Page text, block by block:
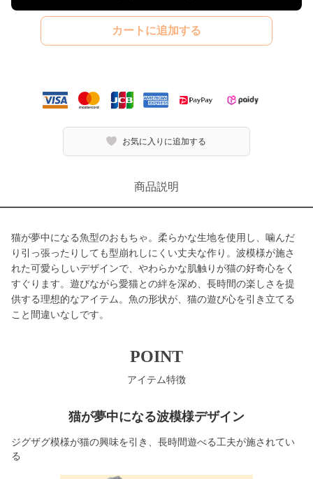
カートに追加する
お気に入りに追加する
商品説明
猫が夢中になる魚型のおもちゃ。柔らかな生地を使用し、噛んだ
り引っ張ったりしても型崩れしにくい丈夫な作り。波模様が施さ
れた可愛らしいデザインで、やわらかな肌触りが猫の好奇心をく
すぐります。遊びながら愛猫との絆を深め、長時間の楽しさを提
供する理想的なアイテム。魚の形状が、猫の遊び心を引き立てる
こと間違いなしです。
POINT
アイテム特徴
猫が夢中になる波模様デザイン
ジグザグ模様が猫の興味を引き、長時間遊べる工夫が施されてい
る